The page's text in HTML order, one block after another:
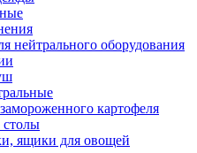
нейтрального оборудования
картофеля
столы
ящики для овощей